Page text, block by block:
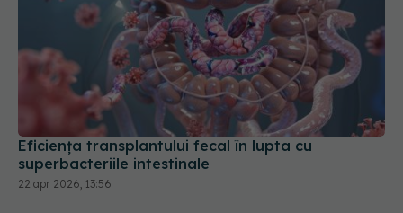
Eficiența transplantului fecal în lupta cu
superbacteriile intestinale
22 apr 2026, 13:56